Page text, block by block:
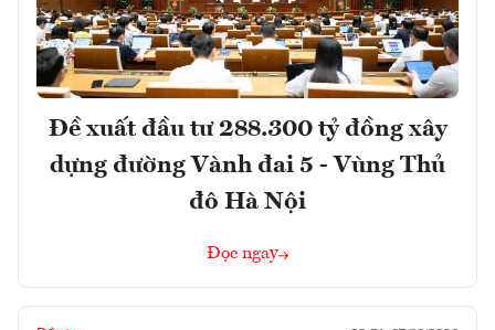
Đề xuất đầu tư 288.300 tỷ đồng xây
dựng đường Vành đai 5 - Vùng Thủ
đô Hà Nội
Đọc ngay